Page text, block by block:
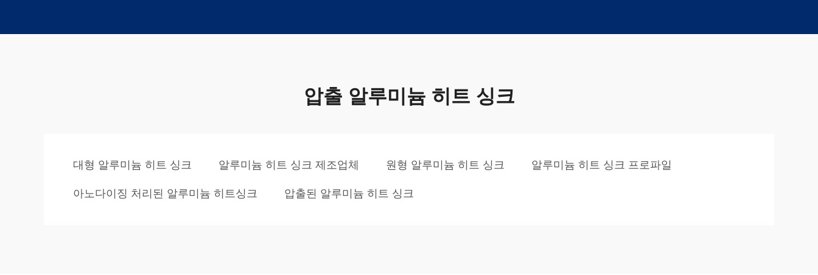
압출 알루미늄 히트 싱크
대형 알루미늄 히트 싱크 알루미늄 히트 싱크 제조업체 원형 알루미늄 히트 싱크 알루미늄 히트 싱크 프로파일
아노다이징 처리된 알루미늄 히트싱크 압출된 알루미늄 히트 싱크